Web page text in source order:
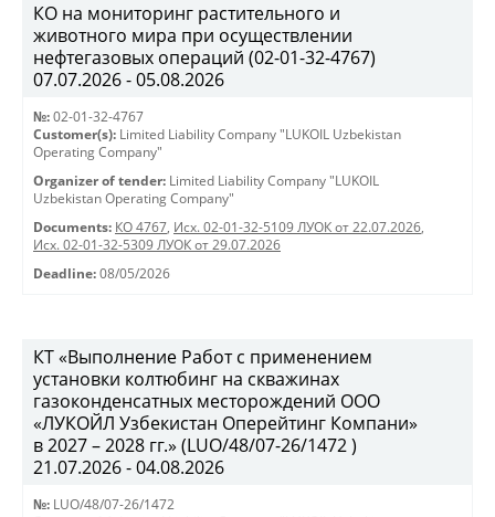
КО на мониторинг растительного и
животного мира при осуществлении
нефтегазовых операций (02-01-32-4767)
07.07.2026 - 05.08.2026
№: 02-01-32-4767
Customer(s): Limited Liability Company "LUKOIL Uzbekistan
Operating Company"
Organizer of tender: Limited Liability Company "LUKOIL
Uzbekistan Operating Company"
Documents: КО 4767, Исх. 02-01-32-5109 ЛУОК от 22.07.2026,
Исх. 02-01-32-5309 ЛУОК от 29.07.2026
Deadline: 08/05/2026
КТ «Выполнение Работ с применением
установки колтюбинг на скважинах
газоконденсатных месторождений ООО
«ЛУКОЙЛ Узбекистан Оперейтинг Компани»
в 2027 – 2028 гг.» (LUO/48/07-26/1472 )
21.07.2026 - 04.08.2026
№: LUO/48/07-26/1472